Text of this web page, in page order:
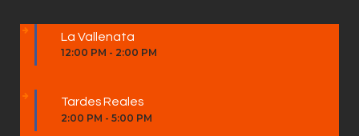
La Vallenata
12:00 PM - 2:00 PM
Tardes Reales
2:00 PM - 5:00 PM